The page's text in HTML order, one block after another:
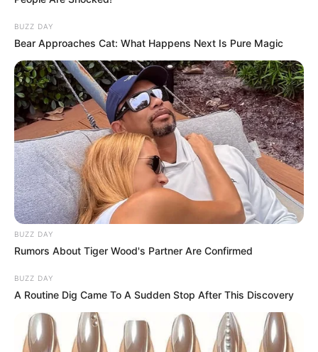
Quels sont les
temps forts de
l’épisode 1927 d’Un si
grand soleil en avance
du 27 mai 2026
(France 3) ? Ce qu’il
faut retenir
entre Atlan et Claudine, ce qui aurait
Clara a tout vu sur le bivouac et
connaît
petit ami de Noura
Noura, sans se douter de rien, imagine
BUZZ DAY
Bear Approaches Cat: What Happens Next Is Pure Magic
BUZZ DAY
Rumors About Tiger Wood's Partner Are Confirmed
BUZZ DAY
A Routine Dig Came To A Sudden Stop After This Discovery